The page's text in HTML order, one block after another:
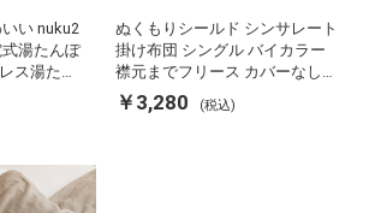
い nuku2
湯たんぽ
ス湯たん
ネ 充電式
スリ
ぬくもりシールド シンサレート
掛け布団 シングル バイカラー
襟元までフリース カバーなしで
使える 軽い 丸洗い 断熱 保温 抗
菌防臭 洗える 防ダニ 軽量 ホコ
￥3,280 (税込)